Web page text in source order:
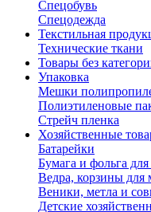
Спецобувь
Спецодежда
Текстильная
Технические ткани
Товары без
Упаковка
Мешки
Полиэтиленовые
Стрейч пленка
Хозяйственные
Батарейки
Бумага и фольга
Ведра, корзины для
Веники, метла и
Детские